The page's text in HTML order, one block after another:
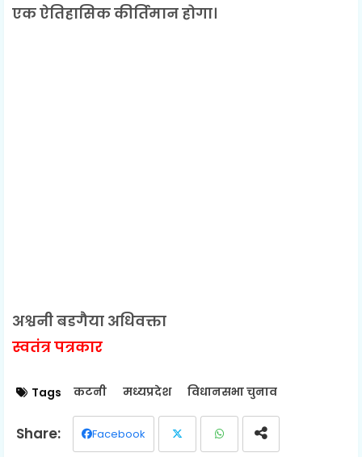
एक ऐतिहासिक कीर्तिमान होगा।
अश्वनी बडगैया अधिवक्ता
स्वतंत्र पत्रकार
Tags कटनी मध्यप्रदेश विधानसभा चुनाव
Facebook